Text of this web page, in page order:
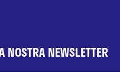
NOSTRA NEWSLETTER